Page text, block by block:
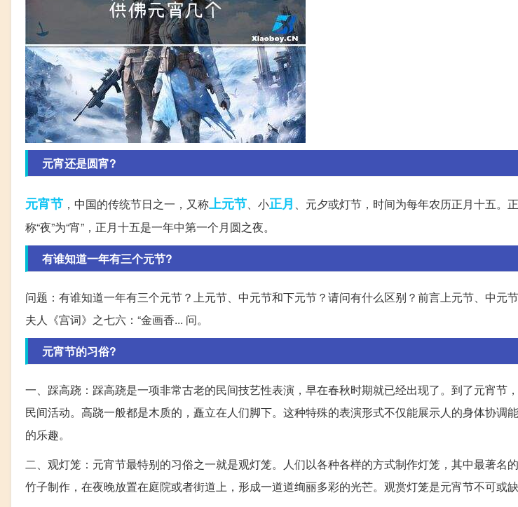
元宵还是圆宵?
元宵节 ，中国的传统节日之一，又称上元节、小正月 、元夕或灯节，时间为每年农历正月十五。
称“夜”为“宵”，正月十五是一年中第一个月圆之夜。
有谁知道一年有三个元节?
问题：有谁知道一年有三个元节？上元节、中元节和下元节？请问有什么区别？前言上元节、中元
夫人《宫词》之七六：“金画香... 问。
元宵节的习俗?
一、踩高跷：踩高跷是一项非常古老的民间技艺性表演，早在春秋时期就已经出现了。到了元宵节
民间活动。高跷一般都是木质的，矗立在人们脚下。这种特殊的表演形式不仅能展示人的身体协调
的乐趣。
二、观灯笼：元宵节最特别的习俗之一就是观灯笼。人们以各种各样的方式制作灯笼，其中最著名
竹子制作，在夜晚放置在庭院或者街道上，形成一道道绚丽多彩的光芒。观赏灯笼是元宵节不可或缺